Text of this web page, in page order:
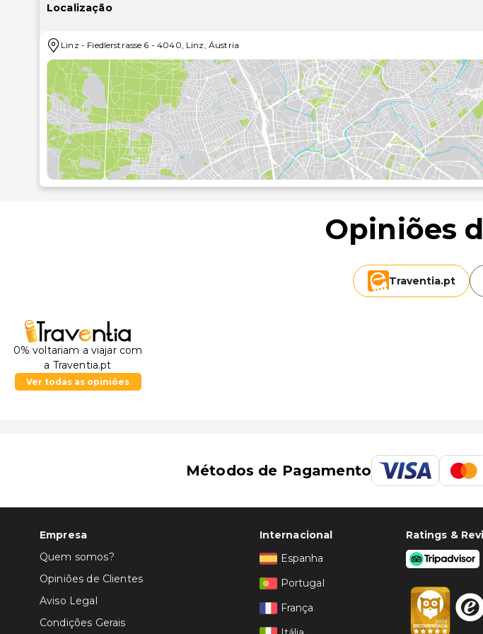
serviços para casamentos e um televisor no espaço comum..Poderá encontrar
pequenos-almoços buffet diariamente entre as 6:30 e as 10:00 mediante uma
comodidades incluem acesso à internet com fios grátis, computadores e jornais
evento em Linz? Este hotel dispõe de uma área total de 200 metros quadrados para
um centro de conferências. Há estacionamento no local..As distâncias são
quilómetro mais próximo.
Ars Electronica Center - 0,4 km/0,2 mi
University of Arts and Industrial Design Linz - 0,6 km/0,3 mi
Museu de História da Medicina Dentária de Linz - 0,7 km/0,4 mi
Praça Principal de Linz - 0,7 km/0,4 mi
Casa Stifter - 0,7 km/0,5 mi
Igreja Carmelita - 1,2 km/0,7 mi
Galeria Estatal de Linz - 1,2 km/0,8 mi
Localização
Linz - Fiedlerstrasse 6 -4040, Linz, Áustria
Opiniões
Traventia.pt
0% voltariam a viajar com
a Traventia.pt
Ver todas as opiniões
Métodos de Pagamento
Empresa
Quem somos?
Opiniões de Clientes
Aviso Legal
Condições Gerais
Internacional
Espanha
Portugal
França
Ratings &